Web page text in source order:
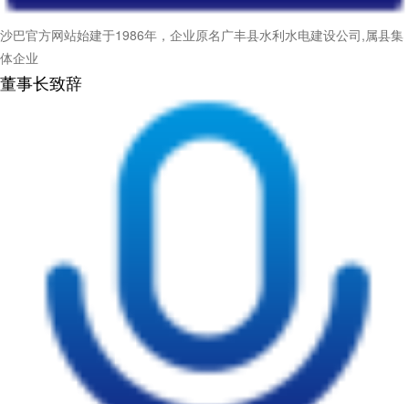
沙巴官方网站始建于1986年，企业原名广丰县水利水电建设公司,属县集
体企业
董事长致辞